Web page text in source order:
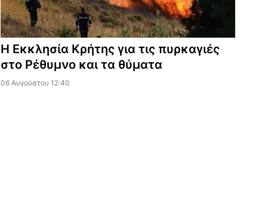
Η Εκκλησία Κρήτης για τις πυρκαγιές
στο Ρέθυμνο και τα θύματα
06 Αυγούστου 12:40